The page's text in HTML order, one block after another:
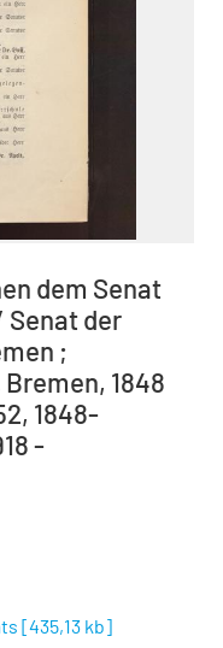
dem Senat
Senat der
;
1848
1848-
-
[435,13 kb]